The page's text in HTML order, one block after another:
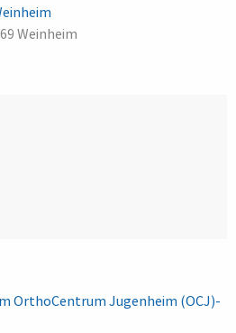
Weinheim
OrthoCentrum Jugenheim (OCJ)-